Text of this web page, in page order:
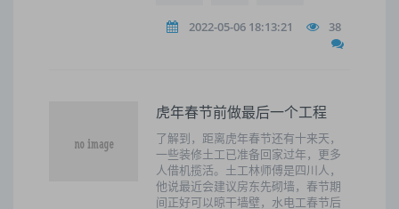
2022-05-06 18:13:21 38
虎年春节前做最后一个工程
了解到，距离虎年春节还有十来天，
一些装修土工已准备回家过年，更多
人借机揽活。土工林师傅是四川人，
他说最近会建议房东先砌墙，春节期
间正好可以晾干墙壁，水电工春节后